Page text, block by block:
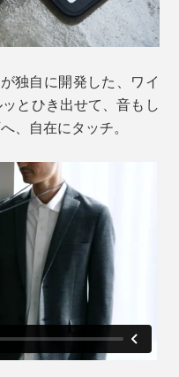
独自に開発した、ワイ
とひき出せて、音もし
、自在にタッチ。